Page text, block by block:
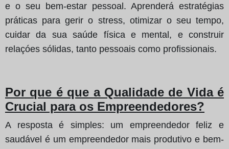
e o seu bem-estar pessoal. Aprenderá estratégias
práticas para gerir o stress, otimizar o seu tempo,
cuidar da sua saúde física e mental, e construir
relaçóes sólidas, tanto pessoais como profissionais.
Por que é que a Qualidade de Vida é
Crucial para os Empreendedores?
A resposta é simples: um empreendedor feliz e
saudável é um empreendedor mais produtivo e bem-